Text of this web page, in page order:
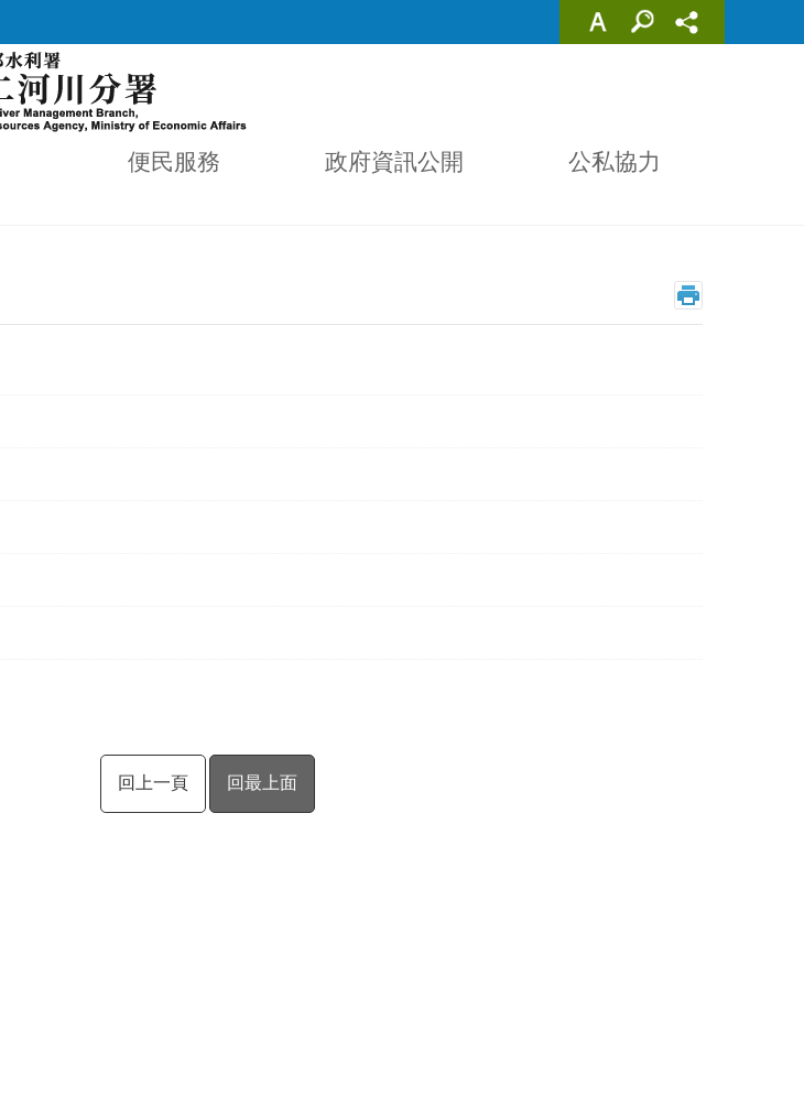
便民服務 政府資訊公開
公私協力
回上一頁 回最上面